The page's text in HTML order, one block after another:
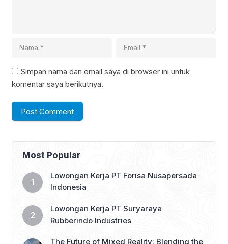
Simpan nama dan email saya di browser ini untuk
komentar saya berikutnya.
Most Popular
Lowongan Kerja PT Forisa Nusapersada
Indonesia
Lowongan Kerja PT Suryaraya
Rubberindo Industries
The Future of Mixed Reality: Blending the